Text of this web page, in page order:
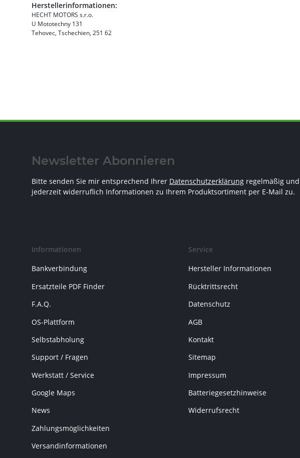
Herstellerinformationen:
HECHT MOTORS s.r.o.
U Mototechny 131
Tehovec, Tschechien, 251 62
Newsletter Abonnieren
Bitte senden Sie mir entsprechend Ihrer Datenschutzerklärung regelmäßig und
jederzeit widerruflich Informationen zu Ihrem Produktsortiment per E-Mail zu.
Informationen
Bankverbindung
Ersatzteile PDF Finder
F.A.Q.
OS-Plattform
Selbstabholung
Support / Fragen
Werkstatt / Service
Google Maps
News
Zahlungsmöglichkeiten
Versandinformationen
Service
Hersteller Informationen
Rücktrittsrecht
Datenschutz
AGB
Kontakt
Sitemap
Impressum
Batteriegesetzhinweise
Widerrufsrecht